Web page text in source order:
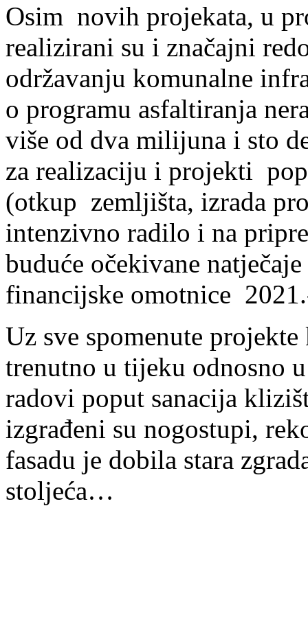
Osim novih projekata, u
realizirani su i značajni
održavanju komunalne
o programu asfaltiranja
više od dva milijuna i sto
za realizaciju i projekti
(otkup zemljišta, izrada
intenzivno radilo i na
buduće očekivane
financijske omotnice
Uz sve spomenute
trenutno u tijeku odnosno
radovi poput sanacija
izgrađeni su nogostupi,
fasadu je dobila stara
stoljeća…